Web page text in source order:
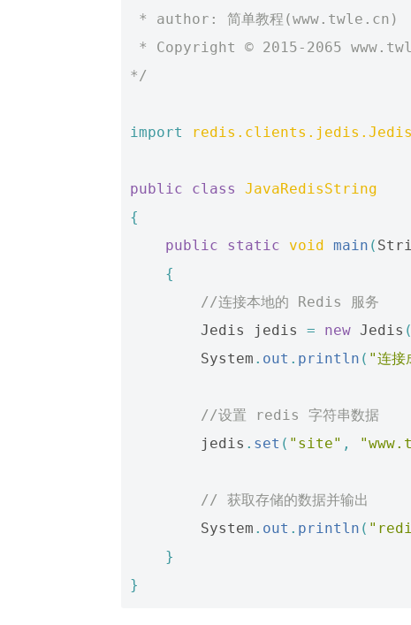
* author: 简单教程(www.twle.cn)
* Copyright © 2015-2065
*/
import redis.clients.jedis.Jedis
public class
JavaRedisString
{
public
static void main (
{
//连接本地的 Redis 服务
Jedis
jedis = new Jedis (
System . out . println ( "连接
//设置 redis 字符串数据
jedis . set ( "site" ,
// 获取存储的数据并输出
System . out . println (
}
}